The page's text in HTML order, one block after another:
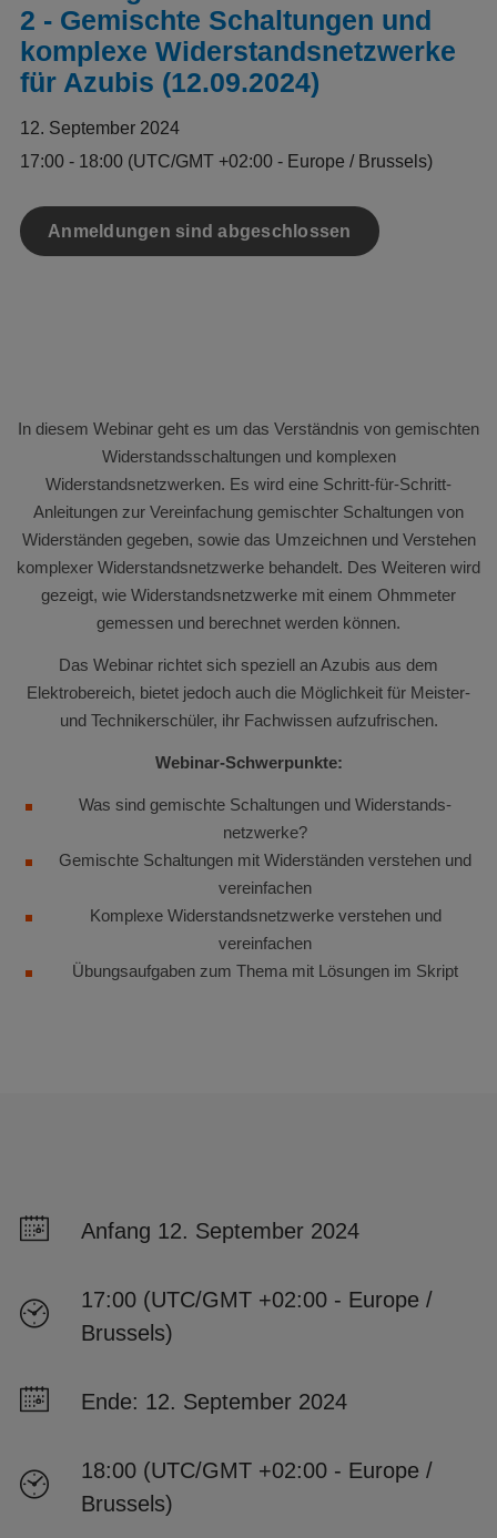
2 - Gemischte Schaltungen und
komplexe Widerstandsnetzwerke
für Azubis (12.09.2024)
12. September 2024
17:00 - 18:00 (UTC/GMT +02:00 - Europe / Brussels)
Anmeldungen sind abgeschlossen
In diesem Webinar geht es um das Verständnis von gemischten
Widerstandsschaltungen und komplexen
Widerstandsnetzwerken. Es wird eine Schritt-für-Schritt-
Anleitungen zur Vereinfachung gemischter Schaltungen von
Widerständen gegeben, sowie das Umzeichnen und Verstehen
komplexer Widerstandsnetzwerke behandelt. Des Weiteren wird
gezeigt, wie Widerstandsnetzwerke mit einem Ohmmeter
gemessen und berechnet werden können.
Das Webinar richtet sich speziell an Azubis aus dem
Elektrobereich, bietet jedoch auch die Möglichkeit für Meister-
und Technikerschüler, ihr Fachwissen aufzufrischen.
Webinar-Schwerpunkte:
Was sind gemischte Schaltungen und Widerstands-
netzwerke?
Gemischte Schaltungen mit Widerständen verstehen und
vereinfachen
Komplexe Widerstandsnetzwerke verstehen und
vereinfachen
Übungsaufgaben zum Thema mit Lösungen im Skript
Anfang 12. September 2024
17:00 (UTC/GMT +02:00 - Europe /
Brussels)
Ende: 12. September 2024
18:00 (UTC/GMT +02:00 - Europe /
Brussels)